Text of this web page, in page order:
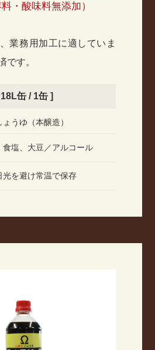
・酸味料無添加）
業務用加工に適していま
です。
18L缶 / 1缶 ]
ょうゆ（本醸造）
食塩、大豆／アルコール
光を避け常温で保存